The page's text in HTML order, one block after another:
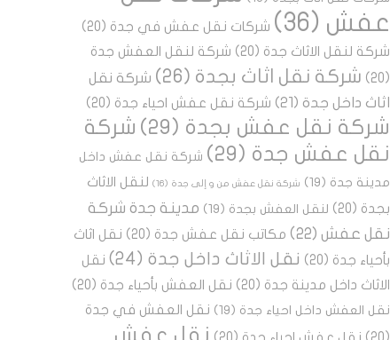
عفش (36) شركات نقل عفش في جدة (20)
شركة لنقل الاثاث جدة (20)
شركة لنقل العفش جدة
(20)
شركة نقل اثاث بجدة (26)
شركة نقل
اثاث داخل جدة (21) شركة نقل عفش احياء جدة (20)
شركة نقل عفش بجدة (29)
شركة
نقل عفش جدة (29)
شركة نقل عفش داخل
مدينة جدة (19) شركة نقل عفش من و إلى جدة (16)
لنقل الاثاث
بجدة (20) لنقل العفش بجدة (19)
مدينة جدة شركة
نقل عفش(22) مكاتب نقل عفش جدة (20)
نقل اثاث
بأحياء جدة (20) نقل الاثاث داخل جدة(24)
نقل
الاثاث داخل مدينة جدة (20) نقل العفش بأحياء جدة (20)
نقل العفش داخل احياء جدة (19)
نقل العفش في جدة
(20)
نقل عفش احياء جدة (20)
نقل عفش